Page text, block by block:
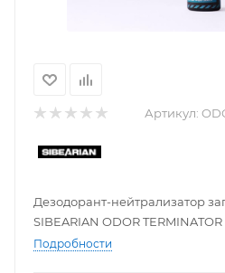
Артикул:
Дезодорант-нейтрализатор
SIBEARIAN ODOR TERMINATOR
Подробности